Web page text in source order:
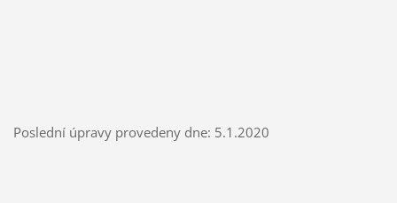
Poslední úpravy provedeny dne: 5.1.2020